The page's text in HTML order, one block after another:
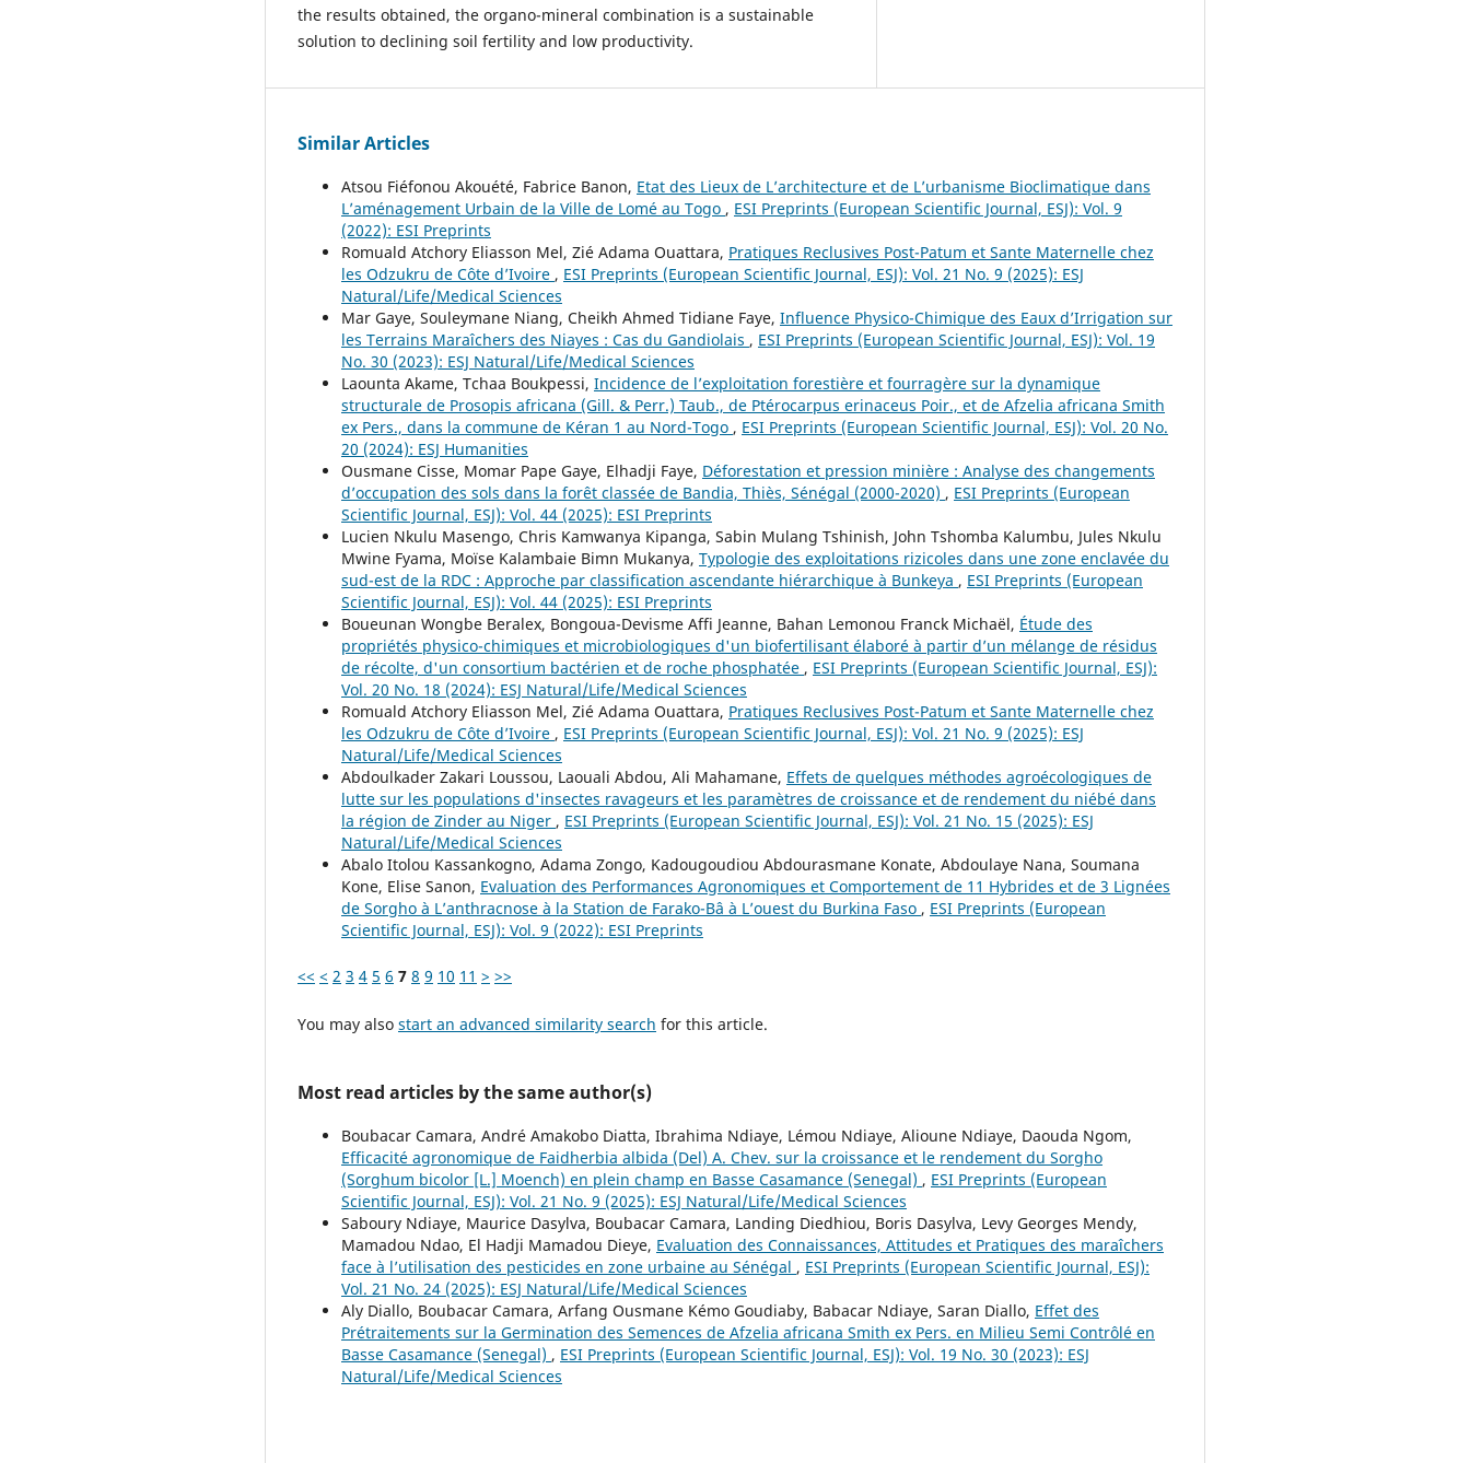
the results obtained, the organo-mineral combination is a sustainable
solution to declining soil fertility and low productivity.
Similar Articles
Atsou Fiéfonou Akouété, Fabrice Banon, Etat des Lieux de L’architecture et de L’urbanisme Bioclimatique dans
L’aménagement Urbain de la Ville de Lomé au Togo , ESI Preprints (European Scientific Journal, ESJ): Vol. 9
(2022): ESI Preprints
Romuald Atchory Eliasson Mel, Zié Adama Ouattara, Pratiques Reclusives Post-Patum et Sante Maternelle chez
les Odzukru de Côte d’Ivoire , ESI Preprints (European Scientific Journal, ESJ): Vol. 21 No. 9 (2025): ESJ
Natural/Life/Medical Sciences
Mar Gaye, Souleymane Niang, Cheikh Ahmed Tidiane Faye, Influence Physico-Chimique des Eaux d’Irrigation sur
les Terrains Maraîchers des Niayes : Cas du Gandiolais , ESI Preprints (European Scientific Journal, ESJ): Vol. 19
No. 30 (2023): ESJ Natural/Life/Medical Sciences
Laounta Akame, Tchaa Boukpessi, Incidence de l’exploitation forestière et fourragère sur la dynamique
structurale de Prosopis africana (Gill. & Perr.) Taub., de Ptérocarpus erinaceus Poir., et de Afzelia africana Smith
ex Pers., dans la commune de Kéran 1 au Nord-Togo , ESI Preprints (European Scientific Journal, ESJ): Vol. 20 No.
20 (2024): ESJ Humanities
Ousmane Cisse, Momar Pape Gaye, Elhadji Faye, Déforestation et pression minière : Analyse des changements
d’occupation des sols dans la forêt classée de Bandia, Thiès, Sénégal (2000-2020) , ESI Preprints (European
Scientific Journal, ESJ): Vol. 44 (2025): ESI Preprints
Lucien Nkulu Masengo, Chris Kamwanya Kipanga, Sabin Mulang Tshinish, John Tshomba Kalumbu, Jules Nkulu
Mwine Fyama, Moïse Kalambaie Bimn Mukanya, Typologie des exploitations rizicoles dans une zone enclavée du
sud-est de la RDC : Approche par classification ascendante hiérarchique à Bunkeya , ESI Preprints (European
Scientific Journal, ESJ): Vol. 44 (2025): ESI Preprints
Boueunan Wongbe Beralex, Bongoua-Devisme Affi Jeanne, Bahan Lemonou Franck Michaël, Étude des
propriétés physico-chimiques et microbiologiques d'un biofertilisant élaboré à partir d’un mélange de résidus
de récolte, d'un consortium bactérien et de roche phosphatée , ESI Preprints (European Scientific Journal, ESJ):
Vol. 20 No. 18 (2024): ESJ Natural/Life/Medical Sciences
Romuald Atchory Eliasson Mel, Zié Adama Ouattara, Pratiques Reclusives Post-Patum et Sante Maternelle chez
les Odzukru de Côte d’Ivoire , ESI Preprints (European Scientific Journal, ESJ): Vol. 21 No. 9 (2025): ESJ
Natural/Life/Medical Sciences
Abdoulkader Zakari Loussou, Laouali Abdou, Ali Mahamane, Effets de quelques méthodes agroécologiques de
lutte sur les populations d'insectes ravageurs et les paramètres de croissance et de rendement du niébé dans
la région de Zinder au Niger , ESI Preprints (European Scientific Journal, ESJ): Vol. 21 No. 15 (2025): ESJ
Natural/Life/Medical Sciences
Abalo Itolou Kassankogno, Adama Zongo, Kadougoudiou Abdourasmane Konate, Abdoulaye Nana, Soumana
Kone, Elise Sanon, Evaluation des Performances Agronomiques et Comportement de 11 Hybrides et de 3 Lignées
de Sorgho à L’anthracnose à la Station de Farako-Bâ à L’ouest du Burkina Faso , ESI Preprints (European
Scientific Journal, ESJ): Vol. 9 (2022): ESI Preprints
<< < 2 3 4 5 6 7 8 9 10 11 > >>
You may also start an advanced similarity search for this article.
Most read articles by the same author(s)
Boubacar Camara, André Amakobo Diatta, Ibrahima Ndiaye, Lémou Ndiaye, Alioune Ndiaye, Daouda Ngom,
Efficacité agronomique de Faidherbia albida (Del) A. Chev. sur la croissance et le rendement du Sorgho
(Sorghum bicolor [L.] Moench) en plein champ en Basse Casamance (Senegal) , ESI Preprints (European
Scientific Journal, ESJ): Vol. 21 No. 9 (2025): ESJ Natural/Life/Medical Sciences
Saboury Ndiaye, Maurice Dasylva, Boubacar Camara, Landing Diedhiou, Boris Dasylva, Levy Georges Mendy,
Mamadou Ndao, El Hadji Mamadou Dieye, Evaluation des Connaissances, Attitudes et Pratiques des maraîchers
face à l’utilisation des pesticides en zone urbaine au Sénégal , ESI Preprints (European Scientific Journal, ESJ):
Vol. 21 No. 24 (2025): ESJ Natural/Life/Medical Sciences
Aly Diallo, Boubacar Camara, Arfang Ousmane Kémo Goudiaby, Babacar Ndiaye, Saran Diallo, Effet des
Prétraitements sur la Germination des Semences de Afzelia africana Smith ex Pers. en Milieu Semi Contrôlé en
Basse Casamance (Senegal) , ESI Preprints (European Scientific Journal, ESJ): Vol. 19 No. 30 (2023): ESJ
Natural/Life/Medical Sciences